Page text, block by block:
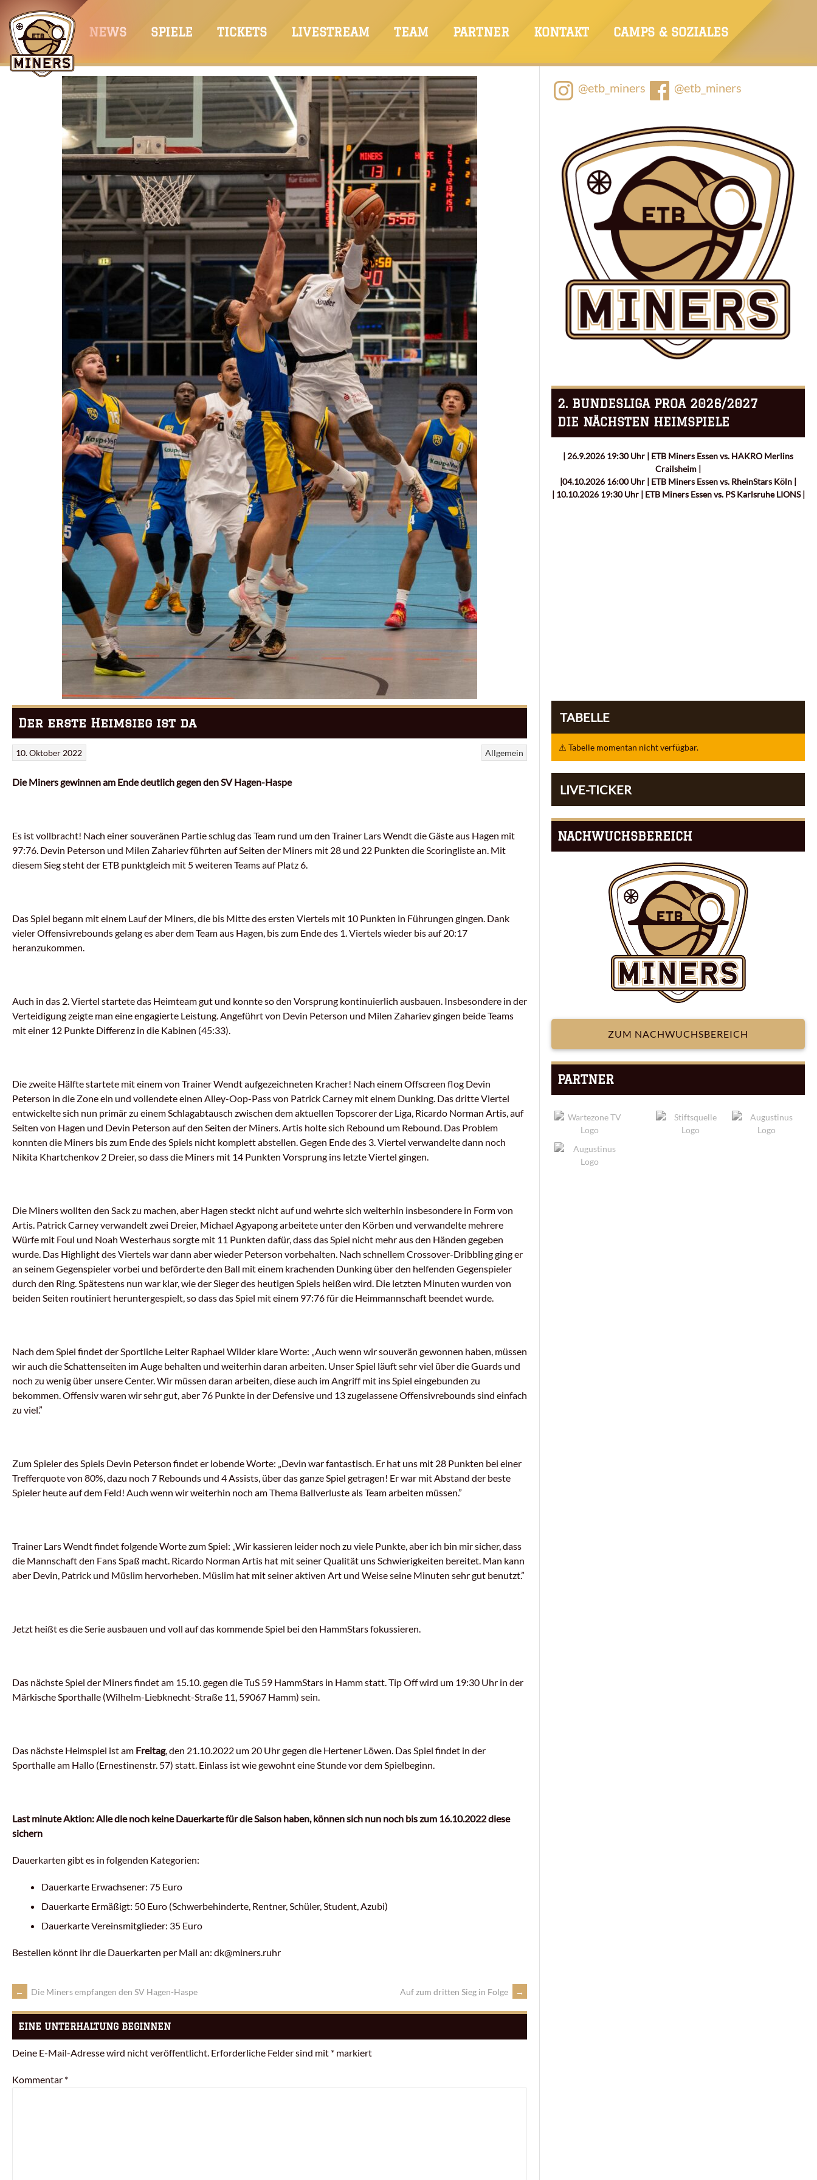
zum
Inhalt
NEWS SPIELE TICKETS LIVESTREAM TEAM PARTNER KONTAKT CAMPS & SOZIALES
Der erste Heimsieg ist da
Allgemein
10. Oktober 2022
Die Miners gewinnen am Ende deutlich gegen den SV Hagen-Haspe
Es ist vollbracht! Nach einer souveränen Partie schlug das Team rund um den Trainer Lars Wendt die Gäste aus Hagen mit
97:76. Devin Peterson und Milen Zahariev führten auf Seiten der Miners mit 28 und 22 Punkten die Scoringliste an. Mit
diesem Sieg steht der ETB punktgleich mit 5 weiteren Teams auf Platz 6.
Das Spiel begann mit einem Lauf der Miners, die bis Mitte des ersten Viertels mit 10 Punkten in Führungen gingen. Dank
vieler Offensivrebounds gelang es aber dem Team aus Hagen, bis zum Ende des 1. Viertels wieder bis auf 20:17
heranzukommen.
Auch in das 2. Viertel startete das Heimteam gut und konnte so den Vorsprung kontinuierlich ausbauen. Insbesondere in der
Verteidigung zeigte man eine engagierte Leistung. Angeführt von Devin Peterson und Milen Zahariev gingen beide Teams
mit einer 12 Punkte Differenz in die Kabinen (45:33).
Die zweite Hälfte startete mit einem von Trainer Wendt aufgezeichneten Kracher! Nach einem Offscreen flog Devin
Peterson in die Zone ein und vollendete einen Alley-Oop-Pass von Patrick Carney mit einem Dunking. Das dritte Viertel
entwickelte sich nun primär zu einem Schlagabtausch zwischen dem aktuellen Topscorer der Liga, Ricardo Norman Artis, auf
Seiten von Hagen und Devin Peterson auf den Seiten der Miners. Artis holte sich Rebound um Rebound. Das Problem
konnten die Miners bis zum Ende des Spiels nicht komplett abstellen. Gegen Ende des 3. Viertel verwandelte dann noch
Nikita Khartchenkov 2 Dreier, so dass die Miners mit 14 Punkten Vorsprung ins letzte Viertel gingen.
Die Miners wollten den Sack zu machen, aber Hagen steckt nicht auf und wehrte sich weiterhin insbesondere in Form von
Artis. Patrick Carney verwandelt zwei Dreier, Michael Agyapong arbeitete unter den Körben und verwandelte mehrere
Würfe mit Foul und Noah Westerhaus sorgte mit 11 Punkten dafür, dass das Spiel nicht mehr aus den Händen gegeben
wurde. Das Highlight des Viertels war dann aber wieder Peterson vorbehalten. Nach schnellem Crossover-Dribbling ging er
an seinem Gegenspieler vorbei und beförderte den Ball mit einem krachenden Dunking über den helfenden Gegenspieler
durch den Ring. Spätestens nun war klar, wie der Sieger des heutigen Spiels heißen wird. Die letzten Minuten wurden von
beiden Seiten routiniert heruntergespielt, so dass das Spiel mit einem 97:76 für die Heimmannschaft beendet wurde.
Nach dem Spiel findet der Sportliche Leiter Raphael Wilder klare Worte: „Auch wenn wir souverän gewonnen haben, müssen
wir auch die Schattenseiten im Auge behalten und weiterhin daran arbeiten. Unser Spiel läuft sehr viel über die Guards und
noch zu wenig über unsere Center. Wir müssen daran arbeiten, diese auch im Angriff mit ins Spiel eingebunden zu
bekommen. Offensiv waren wir sehr gut, aber 76 Punkte in der Defensive und 13 zugelassene Offensivrebounds sind einfach
zu viel.”
Zum Spieler des Spiels Devin Peterson findet er lobende Worte: „Devin war fantastisch. Er hat uns mit 28 Punkten bei einer
Trefferquote von 80%, dazu noch 7 Rebounds und 4 Assists, über das ganze Spiel getragen! Er war mit Abstand der beste
Spieler heute auf dem Feld! Auch wenn wir weiterhin noch am Thema Ballverluste als Team arbeiten müssen.”
Trainer Lars Wendt findet folgende Worte zum Spiel: „Wir kassieren leider noch zu viele Punkte, aber ich bin mir sicher, dass
die Mannschaft den Fans Spaß macht. Ricardo Norman Artis hat mit seiner Qualität uns Schwierigkeiten bereitet. Man kann
aber Devin, Patrick und Müslim hervorheben. Müslim hat mit seiner aktiven Art und Weise seine Minuten sehr gut benutzt.”
Jetzt heißt es die Serie ausbauen und voll auf das kommende Spiel bei den HammStars fokussieren.
Das nächste Spiel der Miners findet am 15.10. gegen die TuS 59 HammStars in Hamm statt. Tip Off wird um 19:30 Uhr in der
Märkische Sporthalle (Wilhelm-Liebknecht-Straße 11, 59067 Hamm) sein.
Das nächste Heimspiel ist am Freitag, den 21.10.2022 um 20 Uhr gegen die Hertener Löwen. Das Spiel findet in der
Sporthalle am Hallo (Ernestinenstr. 57) statt. Einlass ist wie gewohnt eine Stunde vor dem Spielbeginn.
Last minute Aktion: Alle die noch keine Dauerkarte für die Saison haben, können sich nun noch bis zum 16.10.2022 diese
sichern
Dauerkarten gibt es in folgenden Kategorien:
Dauerkarte Erwachsener: 75 Euro
Dauerkarte Ermäßigt: 50 Euro (Schwerbehinderte, Rentner, Schüler, Student, Azubi)
Dauerkarte Vereinsmitglieder: 35 Euro
Bestellen könnt ihr die Dauerkarten per Mail an: dk@miners.ruhr
← Die Miners empfangen den SV Hagen-Haspe Auf zum dritten Sieg in Folge →
EINE UNTERHALTUNG BEGINNEN
Deine E-Mail-Adresse wird nicht veröffentlicht. Erforderliche Felder sind mit * markiert
Kommentar *
@etb_miners @etb_miners
2. BUNDESLIGA PROA 2026/2027
DIE NÄCHSTEN HEIMSPIELE
| 26.9.2026 19:30 Uhr | ETB Miners Essen vs. HAKRO Merlins
Crailsheim |
|04.10.2026 16:00 Uhr | ETB Miners Essen vs. RheinStars Köln |
| 10.10.2026 19:30 Uhr | ETB Miners Essen vs. PS Karlsruhe LIONS |
TABELLE
⚠️ Tabelle momentan nicht verfügbar.
LIVE-TICKER
NACHWUCHSBEREICH
ZUM NACHWUCHSBEREICH
PARTNER